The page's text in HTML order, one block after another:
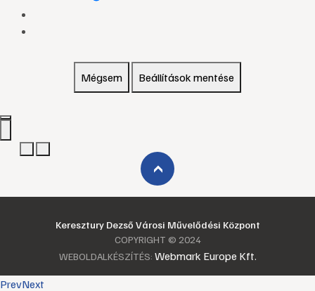
Mégsem Beállítások mentése
›
Keresztury Dezső Városi Művelődési Központ
COPYRIGHT © 2024
WEBOLDALKÉSZÍTÉS: Webmark Europe Kft.
PrevNext